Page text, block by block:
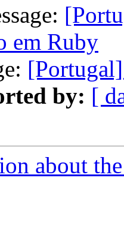
em Ruby
by: [
about